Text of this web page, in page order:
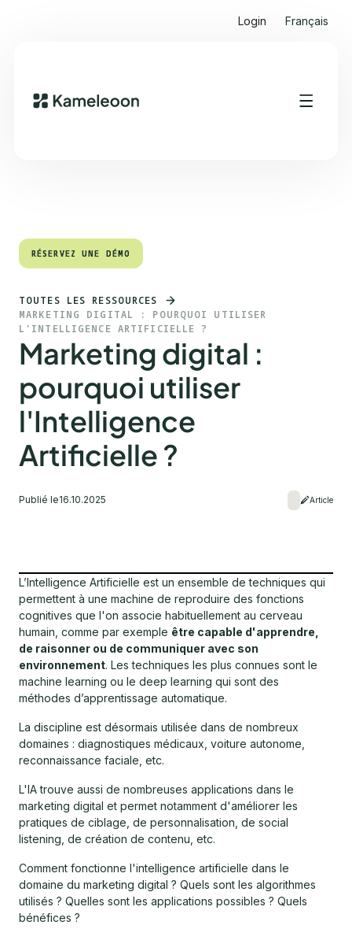
Login Français
Sommaire
RÉSERVEZ UNE DÉMO
RÉSERVEZ UNE DÉMO
TOUTES LES RESSOURCES
MARKETING DIGITAL : POURQUOI UTILISER
L'INTELLIGENCE ARTIFICIELLE ?
Marketing digital :
pourquoi utiliser
l'Intelligence
Artificielle ?
Publié le16.10.2025 Article
L’Intelligence Artificielle est un ensemble de techniques qui
permettent à une machine de reproduire des fonctions
cognitives que l'on associe habituellement au cerveau
humain, comme par exemple être capable d'apprendre,
de raisonner ou de communiquer avec son
environnement. Les techniques les plus connues sont le
machine learning ou le deep learning qui sont des
méthodes d’apprentissage automatique.
La discipline est désormais utilisée dans de nombreux
domaines : diagnostiques médicaux, voiture autonome,
reconnaissance faciale, etc.
L'IA trouve aussi de nombreuses applications dans le
marketing digital et permet notamment d'améliorer les
pratiques de ciblage, de personnalisation, de social
listening, de création de contenu, etc.
Comment fonctionne l'intelligence artificielle dans le
domaine du marketing digital ? Quels sont les algorithmes
utilisés ? Quelles sont les applications possibles ? Quels
bénéfices ?